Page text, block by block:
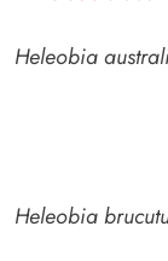
Heleobia
Heleobia